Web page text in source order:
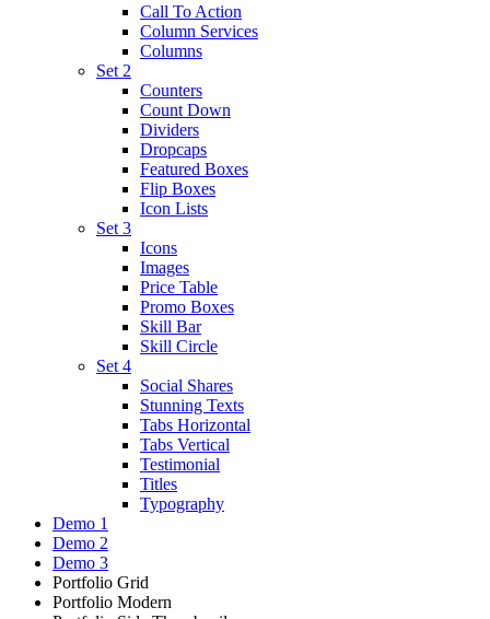
Call To Action
Column Services
Columns
Set 2
Counters
Count Down
Dividers
Dropcaps
Featured Boxes
Flip Boxes
Icon Lists
Set 3
Icons
Images
Price Table
Promo Boxes
Skill Bar
Skill Circle
Set 4
Social Shares
Stunning Texts
Tabs Horizontal
Tabs Vertical
Testimonial
Titles
Typography
Demo 1
Demo 2
Demo 3
Portfolio Grid
Portfolio Modern